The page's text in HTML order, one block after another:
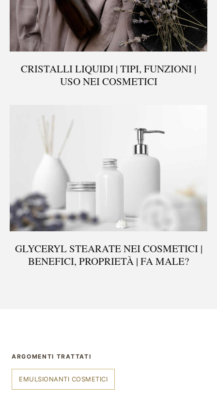
CRISTALLI LIQUIDI | TIPI, FUNZIONI |
USO NEI COSMETICI
GLYCERYL STEARATE NEI COSMETICI |
BENEFICI, PROPRIETÀ | FA MALE?
ARGOMENTI TRATTATI
EMULSIONANTI COSMETICI